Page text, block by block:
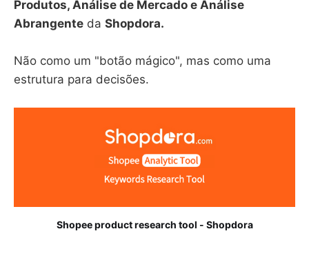
Produtos, Análise de Mercado e Análise
Abrangente da Shopdora.
Não como um "botão mágico", mas como uma
estrutura para decisões.
Shopee product research tool - Shopdora